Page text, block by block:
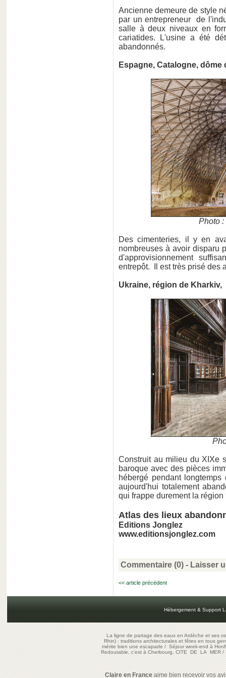
Ancienne demeure de style
par un entrepreneur de
salle à deux niveaux en
cariatides. L'usine a été
abandonnés.
Espagne, Catalogne, dôme
Photo
Des cimenteries, il y en
nombreuses à avoir disparu
d'approvisionnement
entrepôt. Il est très prisé des
Ukraine, région de
Construit au milieu du XIXe
baroque avec des pièces
hébergé pendant
aujourd'hui totalement
qui frappe durement la région
Atlas des lieux
Editions Jonglez
www.editionsjonglez.com
Commentaire (0) - Laisser
<< article précédent
Hébergement & Support
La ligne de partage des eaux en Ardèche et ses
Rhin) : traditions architecturales et fêtes en tous
mérite bien une escapade/Séjour week-end à
Redoutable, c'est à Cherbourg, CITE DE LA MER/
Claire en Franceaime bien recevoir vos